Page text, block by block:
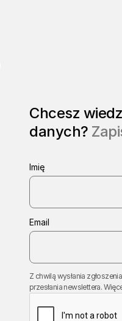
Chcesz
danych?
Imię
Email
Z chwilą wysłania
przesłania newslettera.